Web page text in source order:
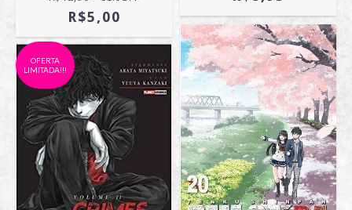
R$5,00
OFERTA
LIMITADA!!!